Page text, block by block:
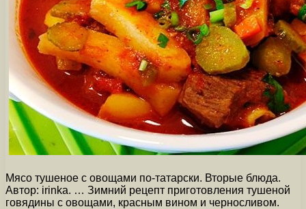
Мясо тушеное с овощами по-татарски. Вторые блюда.
Автор: irinka. … Зимний рецепт приготовления тушеной
говядины с овощами, красным вином и черносливом.